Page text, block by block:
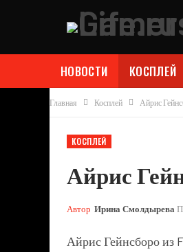
НОВОСТИ КОСПЛЕЙ
Главная Косплей Айрис
КОСПЛЕЙ
Айрис
Автор Ирина Смолдырева
Айрис Гейнсборо из